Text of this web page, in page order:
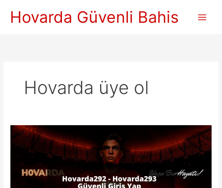
Hovarda Güvenli Bahis
Hovarda üye ol